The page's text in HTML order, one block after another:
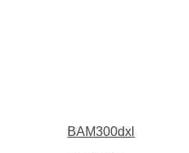
BAM300dxl